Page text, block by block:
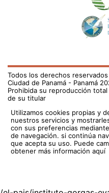
Todos los derechos
Ciudad de Panamá - Panamá
Prohibida su reproducción
de su titular
Utilizamos cookies propias y
nuestros servicios y
con sus preferencias
de navegación. si continúa
que acepta su uso. Puede
obtener más información aquí